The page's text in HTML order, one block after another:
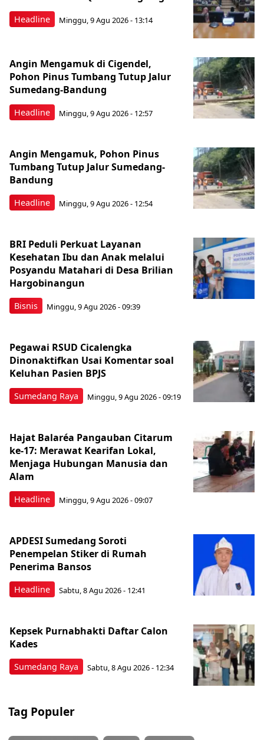
Headline Minggu, 9 Agu 2026 - 13:14
Headline
Angin Mengamuk di Cigendel,
Pohon Pinus Tumbang Tutup Jalur
Sumedang-Bandung
Minggu, 9 Agu 2026 - 12:57
Headline
Angin Mengamuk, Pohon Pinus
Tumbang Tutup Jalur Sumedang-
Bandung
Minggu, 9 Agu 2026 - 12:54
Bisnis
BRI Peduli Perkuat Layanan
Kesehatan Ibu dan Anak melalui
Posyandu Matahari di Desa Brilian
Hargobinangun
Minggu, 9 Agu 2026 - 09:39
Sumedang Raya
Pegawai RSUD Cicalengka
Dinonaktifkan Usai Komentar soal
Keluhan Pasien BPJS
Minggu, 9 Agu 2026 - 09:19
Headline
Hajat Balaréa Pangauban Citarum
ke-17: Merawat Kearifan Lokal,
Menjaga Hubungan Manusia dan
Alam
Minggu, 9 Agu 2026 - 09:07
Headline
APDESI Sumedang Soroti
Penempelan Stiker di Rumah
Penerima Bansos
Sabtu, 8 Agu 2026 - 12:41
Sumedang Raya
Kepsek Purnabhakti Daftar Calon
Kades
Sabtu, 8 Agu 2026 - 12:34
Tag Populer